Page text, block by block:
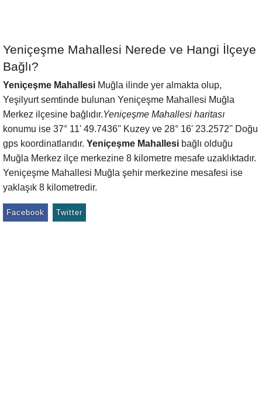
Yeniçeşme Mahallesi Nerede ve Hangi İlçeye
Bağlı?
Yeniçeşme Mahallesi Muğla ilinde yer almakta olup,
Yeşilyurt semtinde bulunan Yeniçeşme Mahallesi Muğla
Merkez ilçesine bağlıdır.Yeniçeşme Mahallesi haritası
konumu ise 37° 11' 49.7436'' Kuzey ve 28° 16' 23.2572'' Doğu
gps koordinatlarıdır. Yeniçeşme Mahallesi bağlı olduğu
Muğla Merkez ilçe merkezine 8 kilometre mesafe uzaklıktadır.
Yeniçeşme Mahallesi Muğla şehir merkezine mesafesi ise
yaklaşık 8 kilometredir.
Facebook Twitter